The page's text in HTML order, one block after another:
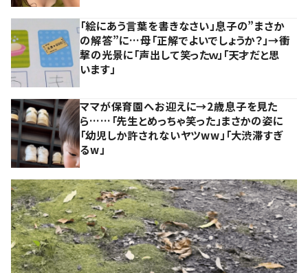
「絵にあう言葉を書きなさい」息子の”まさか
の解答”に…母「正解でよいでしょうか？」→衝
撃の光景に「声出して笑ったｗ」「天才だと思
います」
ママが保育園へお迎えに→2歳息子を見た
ら……「先生とめっちゃ笑った」まさかの姿に
「幼児しか許されないヤツww」「大渋滞すぎ
るw」